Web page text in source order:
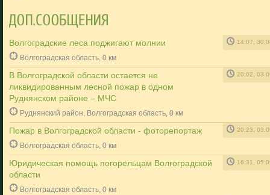
Волгоградские леса поджигают молнии 14:07,
Волгоградская область, 0 км
В Волгоградской области остается не
ликвидированным лесной пожар в одном
Руднянском районе – МЧС
20:02,
Руднянский район, Волгоградская область, 0 км
Пожар в Волгоградской области - фоторепортаж 20:23,
Волгоградская область, 0 км
Юридическая помощь погорельцам Волгоградской
области
16:31,
Волгоградская область, 0 км